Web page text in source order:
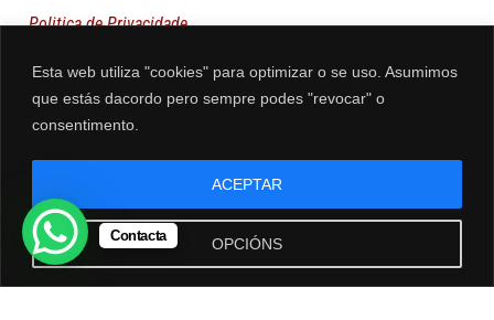
Esta web utiliza "cookies" para optimizar o se uso. Asumimos
que estás dacordo pero sempre podes "revocar" o
consentimento.
OPCIÓNS
ACEPTAR
Politica de Privacidade
Aviso Legal
DESCARGAS
dos Traballadores via Email
Alta Traballadores en Dias Inhábiles
Actividades en Módulos
Sentencia Tribunal Supremo
Contacta